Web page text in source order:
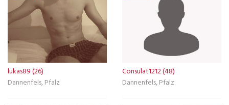
lukas89 (26)
Dannenfels, Pfalz
Consulat1212 (48)
Dannenfels, Pfalz